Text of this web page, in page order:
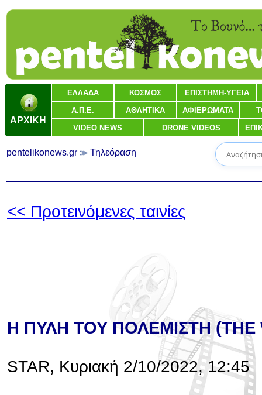
ΑΡΧΙΚΗ
ΕΛΛΑΔΑ ΚΟΣΜΟΣ ΕΠΙΣΤΗΜΗ-ΥΓΕΙΑ
Α.Π.Ε. ΑΘΛΗΤΙΚΑ ΑΦΙΕΡΩΜΑΤΑ
VIDEO NEWS DRONE VIDEOS
pentelikonews.gr Τηλεόραση
<< Προτεινόμενες ταινίες
Η ΠΥΛΗ ΤΟΥ ΠΟΛΕΜΙΣΤΗ (THE
STAR, Κυριακή 2/10/2022, 12:45